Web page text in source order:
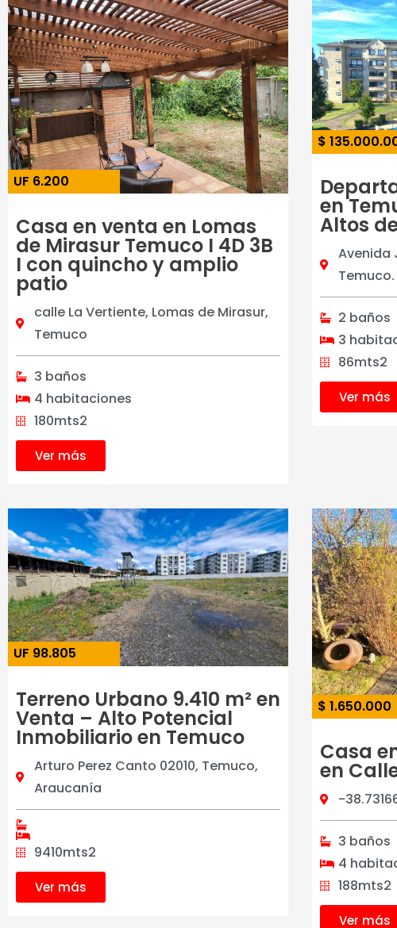
UF 6.200
Casa en venta en Lomas
de Mirasur Temuco I 4D 3B
I con quincho y amplio
patio
calle La Vertiente, Lomas de Mirasur,
Temuco
3 baños
4 habitaciones
180mts2
Ver más
$
en
Altos
Avenida
Temuco.
2 baños
3
86mts2
Ver más
UF 98.805
Terreno Urbano 9.410 m² en
Venta – Alto Potencial
Inmobiliario en Temuco
Arturo Perez Canto 02010, Temuco,
Araucanía
9410mts2
Ver más
$ 1.650.000
Casa
en
-
3 baños
4
188mts2
Ver más